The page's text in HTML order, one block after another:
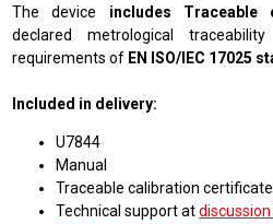
The device includes Traceable
declared metrological
requirements of EN ISO/IEC 17025
Included in delivery:
U7844
Manual
Traceable calibration certificate
Technical support at